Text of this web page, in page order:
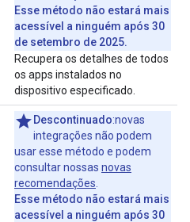
Esse método não estará mais
acessível a ninguém após 30
de setembro de 2025.
Recupera os detalhes de todos
os apps instalados no
dispositivo especificado.
Descontinuado:novas
integrações não podem
usar esse método e podem
consultar nossas novas
recomendações
Esse método não estará mais
acessível a ninguém após 30